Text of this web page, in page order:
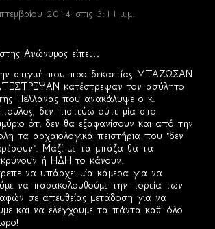
2014 στις 3:11 μ.μ.
Ανώνυμος είπε…
στιγμή που προ δεκαετίας ΜΠΑΖΩΣΑΝ
κατέστρεψαν τον ασύλητο
Πελλάνας που ανακάλυψε ο κ.
δεν πιστεύω ούτε μία στο
ότι δεν θα εξαφανίσουν και από την
τα αρχαιολογικά πειστήρια που "δεν
Μαζί με τα μπάζα θα τα
ή ΗΔΗ το κάνουν.
να υπάρχει μία κάμερα για να
να παρακολουθούμε την πορεία των
σε απευθείας μετάδοση για να
και να ελέγχουμε τα πάντα καθ' όλο